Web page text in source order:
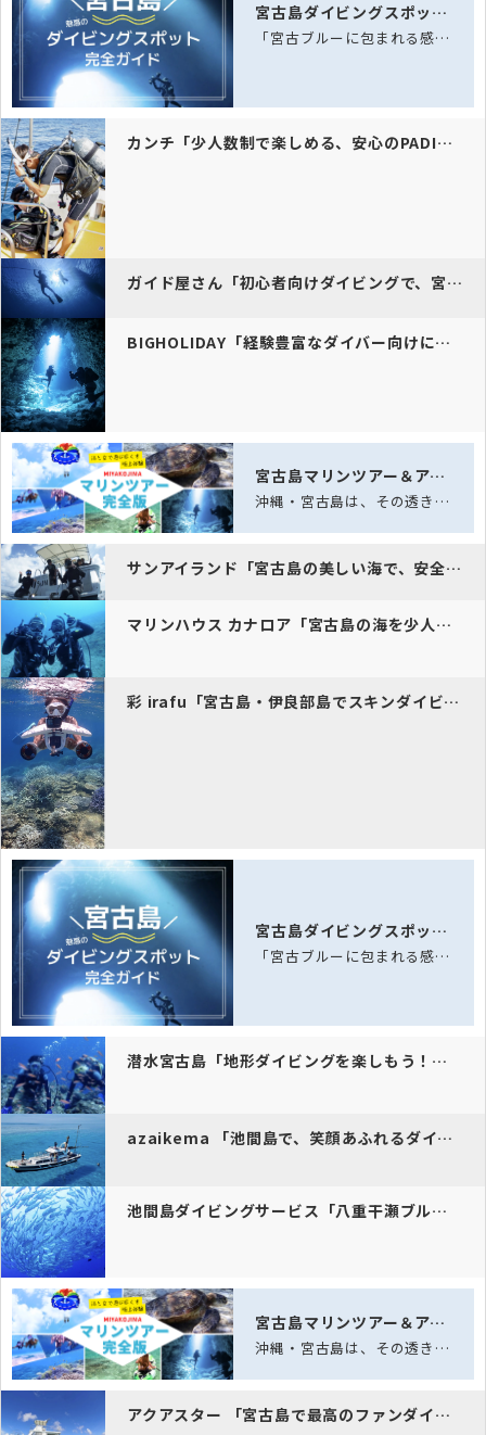
カンチ「少人数制で楽しめる、安心のPADI登録ダイビング体験。」
ガイド屋さん「初心者向けダイビングで、宮古島の青の洞窟や魔王の宮殿を…
BIGHOLIDAY「経験豊富なダイバー向けに、名スポットで特別なダ…
サンアイランド「宮古島の美しい海で、安全・安心のダイビング体験を。」
マリンハウス カナロア「宮古島の海を少人数制ツアーで安心ダイビング！…
彩 irafu「宮古島・伊良部島でスキンダイビングとシュノーケルを満…
潜水宮古島「地形ダイビングを楽しもう！ライセンス取得でさらに広がる冒…
azaikema 「池間島で、笑顔あふれるダイビング体験を。八重干瀬…
池間島ダイビングサービス「八重干瀬ブルーの海で、壮大なサンゴ礁と特別…
アクアスター 「宮古島で最高のファンダイビングを！少人数制で特別感あ…
宮古島ダイビングスポット完全ガイド
「宮古ブルーに包まれる感動体験！サンゴ礁とウミガメが待つ八重干瀬へ。ホテル送迎付…
宮古島マリンツアー＆アクティビティ完全ガイド｜海と空の体験
沖縄・宮古島は、その透き通る海「宮古ブルー」と雄大な自然に恵まれた、日本でも屈指…
宮古島ダイビングスポット完全ガイド
「宮古ブルーに包まれる感動体験！サンゴ礁とウミガメが待つ八重干瀬へ。ホテル送迎付…
宮古島マリンツアー＆アクティビティ完全ガイド｜海と空の体験
沖縄・宮古島は、その透き通る海「宮古ブルー」と雄大な自然に恵まれた、日本でも屈指…